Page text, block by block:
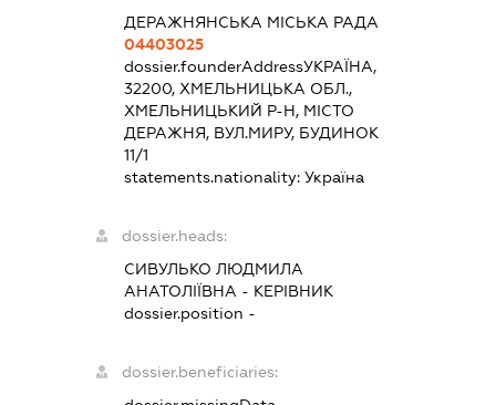
ДЕРАЖНЯНСЬКА МІСЬКА РАДА
04403025
dossier.founderAddressУКРАЇНА,
32200, ХМЕЛЬНИЦЬКА ОБЛ.,
ХМЕЛЬНИЦЬКИЙ Р-Н, МІСТО
ДЕРАЖНЯ, ВУЛ.МИРУ, БУДИНОК
11/1
statements.nationality: Україна
dossier.heads:
СИВУЛЬКО ЛЮДМИЛА
АНАТОЛІЇВНА - КЕРІВНИК
dossier.position -
dossier.beneficiaries: